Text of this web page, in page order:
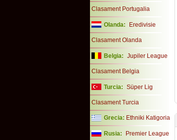
Clasament Portugalia
Olanda: Eredivisie
Clasament Olanda
Belgia: Jupiler League
Clasament Belgia
Turcia: Süper Lig
Clasament Turcia
Grecia: Ethniki Katigoria
Rusia: Premier League